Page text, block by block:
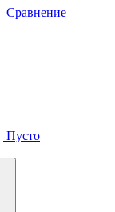
Сравнение
Пусто